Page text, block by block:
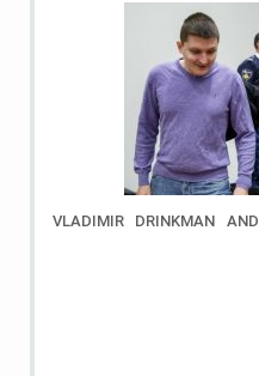
ولادیمیر درینکمن و گروهش ( VLADIMIR DRINKMAN AND